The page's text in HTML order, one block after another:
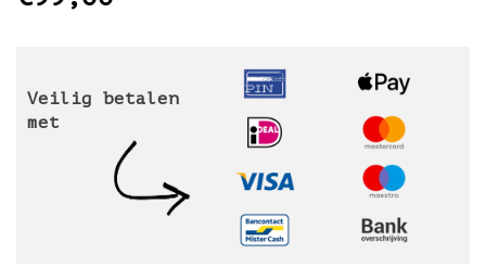
Veilig betalen
met